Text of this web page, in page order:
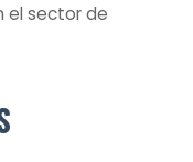
el sector de